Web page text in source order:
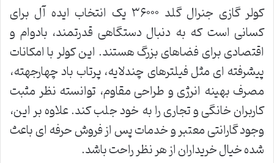
کولر گازی جنرال گلد ۳۶۰۰۰ یک انتخاب ایده آل برای
کسانی است که به دنبال دستگاهی قدرتمند، بادوام و
اقتصادی برای فضاهای بزرگ هستند. این کولر با امکانات
پیشرفته ای مثل فیلترهای چندلایه، پرتاب باد چهارجهته،
مصرف بهینه انرژی و طراحی مقاوم، توانسته نظر مثبت
کاربران خانگی و تجاری را به خود جلب کند. علاوه بر این،
وجود گارانتی معتبر و خدمات پس از فروش حرفه ای باعث
شده خیال خریداران از هر نظر راحت باشد.